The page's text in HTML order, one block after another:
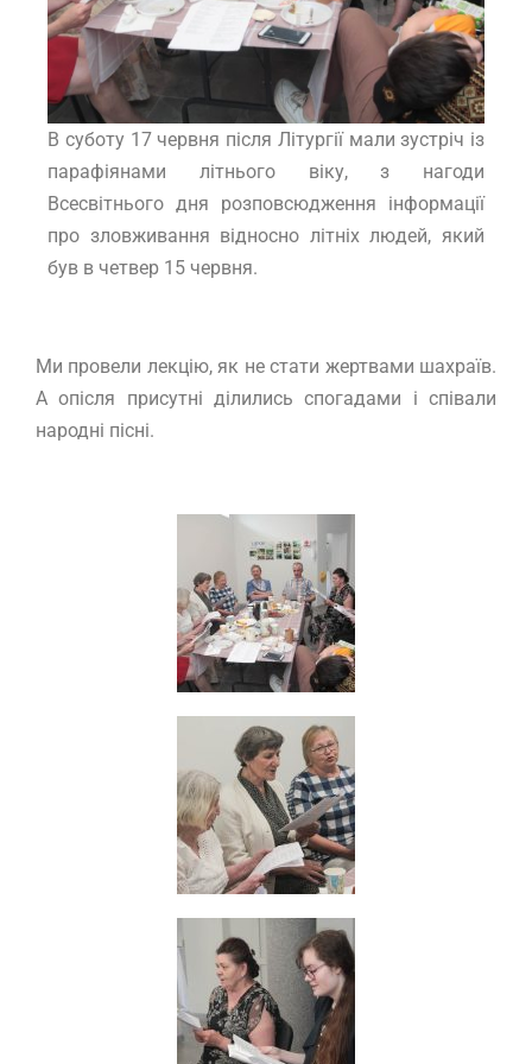
В суботу 17 червня після Літургії мали зустріч із
парафіянами літнього віку, з нагоди
Всесвітнього дня розповсюдження інформації
про зловживання відносно літніх людей, який
був в четвер 15 червня.
Ми провели лекцію, як не стати жертвами шахраїв.
А опісля присутні ділились спогадами і співали
народні пісні.